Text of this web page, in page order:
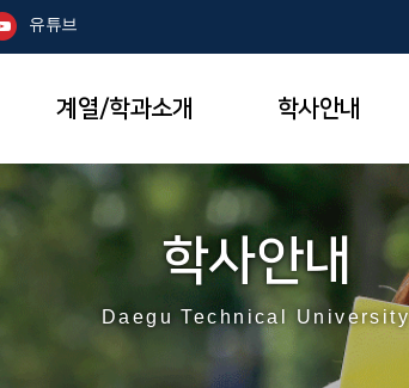
유튜브
계열/학과소개 학사안내
학사안내
Daegu Technical University